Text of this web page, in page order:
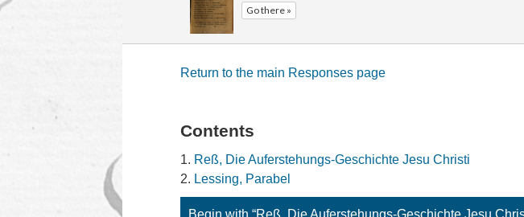
Go there »
Return to the main Responses page
Contents
Reß, Die Auferstehungs-Geschichte Jesu Christi
Lessing, Parabel
Begin with “Reß, Die Auferstehungs-Geschichte Jesu